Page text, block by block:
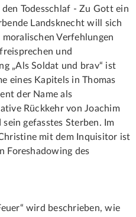
Todesschlaf - Zu Gott ein
Landsknecht will sich
Verfehlungen
und
„Als Soldat und brav“ ist
eines Kapitels in Thomas
der Name als
Rückkehr von Joachim
gefasstes Sterben. Im
mit dem Inquisitor ist
Foreshadowing des
wird beschrieben, wie